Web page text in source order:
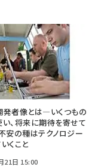
発者像とは―いくつもの
、将来に期待を寄せて
安の種はテクノロジー
くこと
21日 15:00